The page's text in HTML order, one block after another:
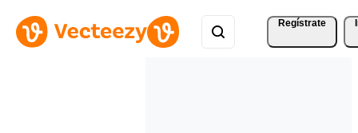
Regístrate